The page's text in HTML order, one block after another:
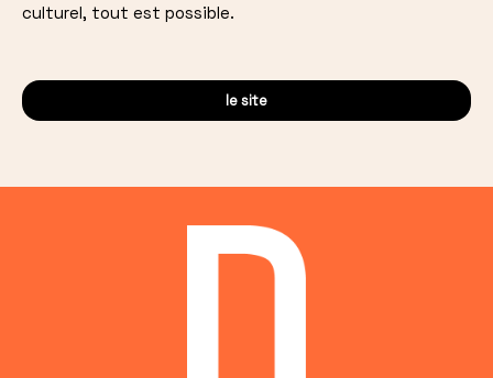
culturel, tout est possible.
le site